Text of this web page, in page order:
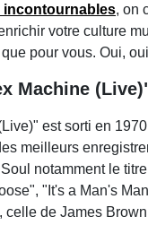
incontournables, on
votre culture
pour vous. Oui,
Machine
est sorti en
meilleurs
notamment le
"It's a Man's
celle de James